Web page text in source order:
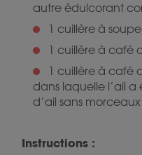
autre édulcorant
1 cuillère à
1 cuillère à café
1 cuillère à café
dans laquelle l’ail a
d’ail sans morceaux
Instructions :